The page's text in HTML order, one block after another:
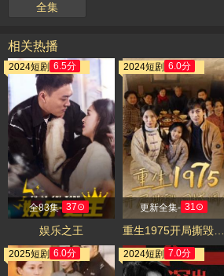
全集
相关热播
2024短剧 6.5分
全83集- 37⊙
娱乐之王
2024短剧 6.0分
更新全集- 31⊙
重生1975开局撕毁回城调令
2025短剧 6.0分 2024短剧 7.0分